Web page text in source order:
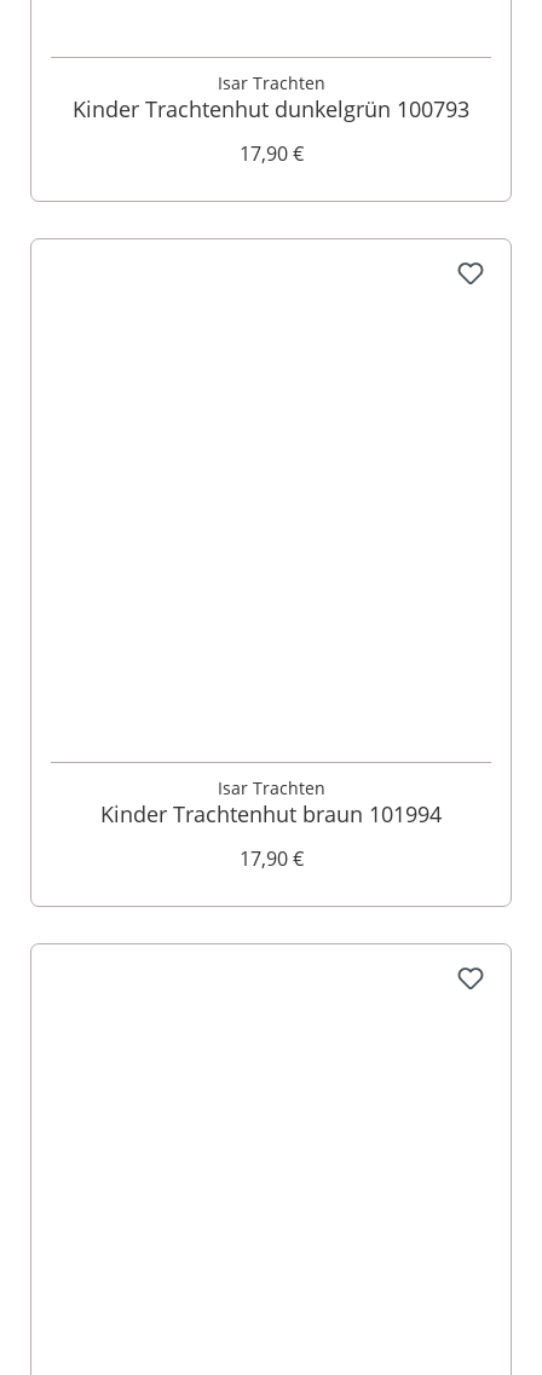
Isar Trachten
Kinder Trachtenhut dunkelgrün 100793
17,90 €
Isar Trachten
Kinder Trachtenhut braun 101994
17,90 €